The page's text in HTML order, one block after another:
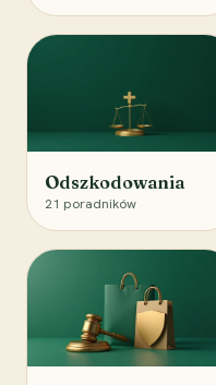
Odszkodowania
21 poradników